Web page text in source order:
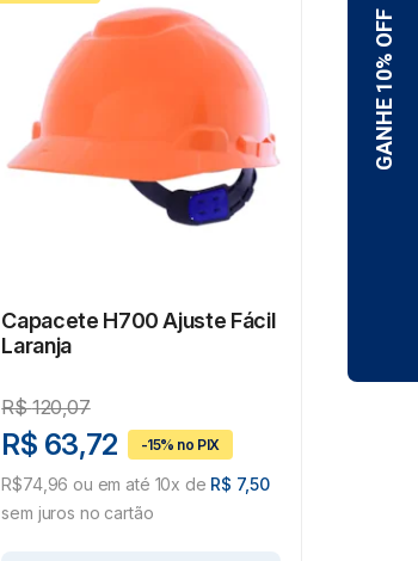
Capacete H700 Ajuste Fácil
Laranja
R$120,07
R$ 63,72
R$74,96 ou em até 10x de R$ 7,50
sem juros no cartão